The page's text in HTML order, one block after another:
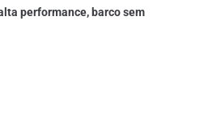
performance, barco sem